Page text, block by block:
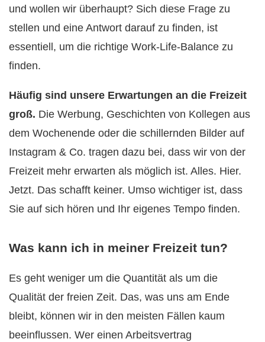
und wollen wir überhaupt? Sich diese Frage zu
stellen und eine Antwort darauf zu finden, ist
essentiell, um die richtige Work-Life-Balance zu
finden.
Häufig sind unsere Erwartungen an die Freizeit
groß. Die Werbung, Geschichten von Kollegen aus
dem Wochenende oder die schillernden Bilder auf
Instagram & Co. tragen dazu bei, dass wir von der
Freizeit mehr erwarten als möglich ist. Alles. Hier.
Jetzt. Das schafft keiner. Umso wichtiger ist, dass
Sie auf sich hören und Ihr eigenes Tempo finden.
Was kann ich in meiner Freizeit tun?
Es geht weniger um die Quantität als um die
Qualität der freien Zeit. Das, was uns am Ende
bleibt, können wir in den meisten Fällen kaum
beeinflussen. Wer einen Arbeitsvertrag